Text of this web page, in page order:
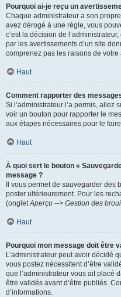
Pourquoi ai-je reçu un
Chaque administrateur a son
avez dérogé à une règle, vous
c’est la décision de
par les avertissements d’un site
comprenez pas les raisons de votre
Haut
Comment rapporter des
Si l’administrateur l’a permis, allez
voir un bouton pour rapporter le
aux étapes nécessaires pour le
Haut
À quoi sert le bouton «
message ?
Il vous permet de sauvegarder des
poster ultérieurement. Pour les
(ongletAperçu --> Gestion des
Haut
Pourquoi mon message doit être
L’administrateur peut avoir décidé
vous postez nécessitent d’être
que l’administrateur vous ait placé
être validés avant d’être publiés.
d’informations.